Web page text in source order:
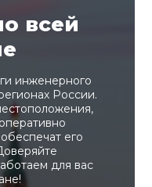
всей
инженерного
России.
его
для вас